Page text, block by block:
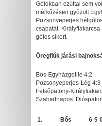
Gólokban ezúttal sem
mérkőzésen győzött
Pozsonyeperjes
csapatát.
gólos sikert.
Öregfiúk járási
Bős-Egyházgellle 4:2
Pozsonyeperjes-Lég 4:3
Felsőpatony-
Szabadnapos:
1. Bős 6 5